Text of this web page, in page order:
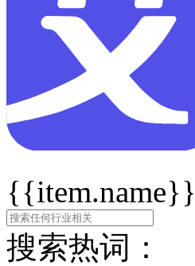
{{item.name}}
搜索热词：